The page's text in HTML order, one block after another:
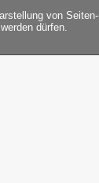
von
dürfen.